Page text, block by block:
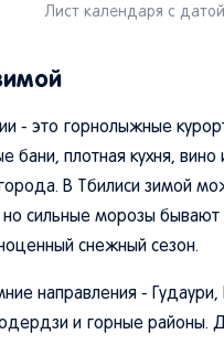
Лист календаря с датой
- это горнолыжные
бани, плотная кухня, вино
В Тбилиси зимой
сильные морозы бывают
снежный сезон.
направления - Гудаури,
и горные районы.